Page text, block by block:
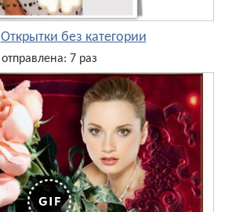
Открытки без категории
отправлена: 7 раз